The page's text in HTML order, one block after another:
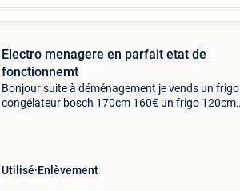
Electro menagere en parfait etat de
fonctionnemt
Bonjour suite à déménagement je vends un frigo
congélateur bosch 170cm 160€ un frigo 120cm
Utilisé Enlèvement